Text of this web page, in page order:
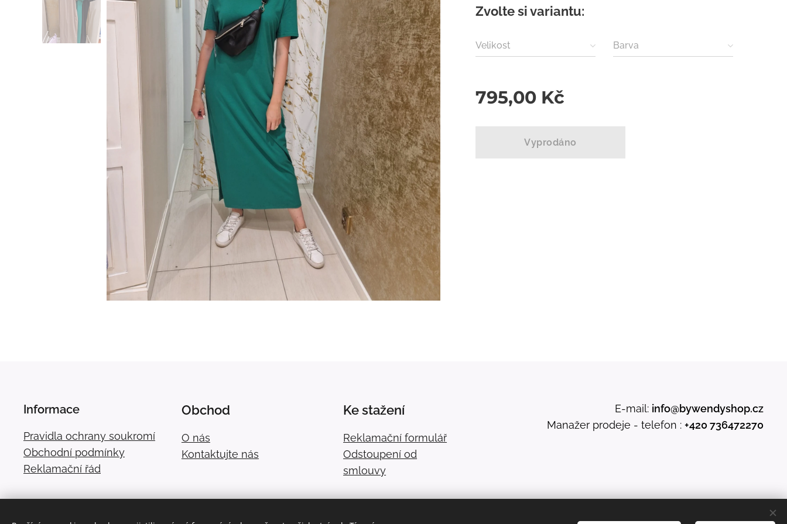
Zvolte si variantu:
Velikost Barva
795,00 Kč
Vyprodáno
Informace
Pravidla ochrany soukromí
Obchodní podmínky
Reklamační řád
Obchod
O nás
Kontaktujte nás
Ke stažení
Reklamační formulář
Odstoupení od
smlouvy
E-mail: info@bywendyshop.cz
Manažer prodeje - telefon : +420 736472270